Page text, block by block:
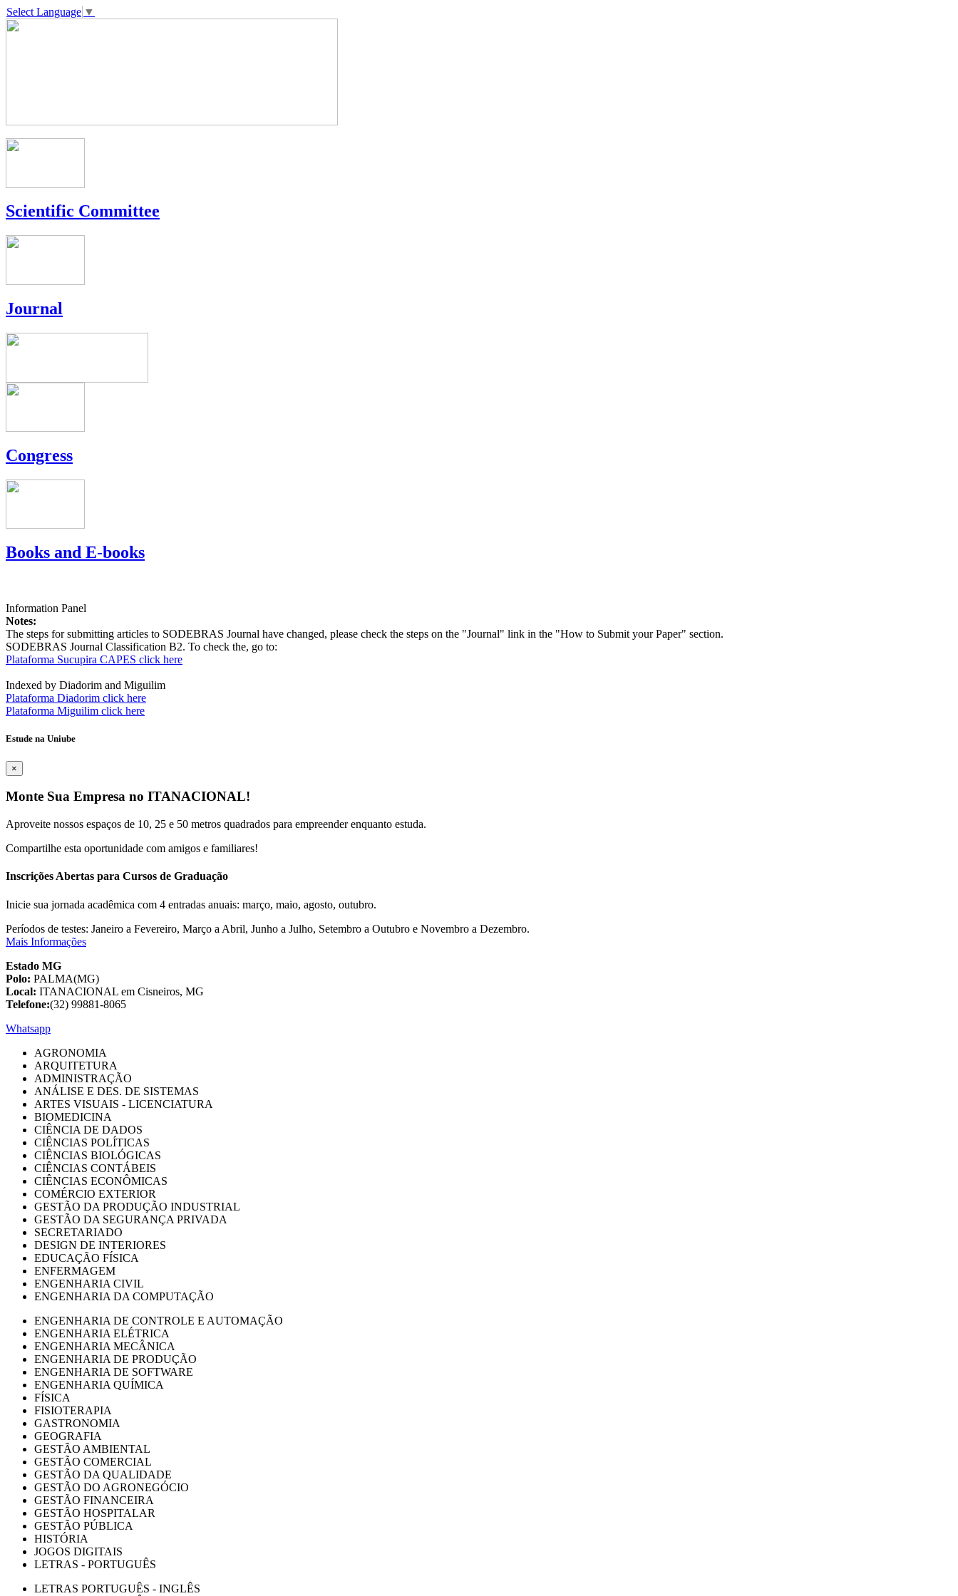
Select Language ▼
Scientific Committee
Journal
Congress
Books and E-books
Information Panel
Notes:
The steps for submitting articles to SODEBRAS Journal have changed, please check the steps on the "Journal" link in the "How to Submit your Paper" section.
SODEBRAS Journal Classification B2. To check the, go to:
Plataforma Sucupira CAPES click here
Indexed by Diadorim and Miguilim
Plataforma Diadorim click here
Plataforma Miguilim click here
Estude na Uniube
×
Monte Sua Empresa no ITANACIONAL!
Aproveite nossos espaços de 10, 25 e 50 metros quadrados para empreender enquanto estuda.
Compartilhe esta oportunidade com amigos e familiares!
Inscrições Abertas para Cursos de Graduação
Inicie sua jornada acadêmica com 4 entradas anuais: março, maio, agosto, outubro.
Períodos de testes: Janeiro a Fevereiro, Março a Abril, Junho a Julho, Setembro a Outubro e Novembro a Dezembro.
Mais Informações
Estado MG
Polo: PALMA(MG)
Local: ITANACIONAL em Cisneiros, MG
Telefone:(32) 99881-8065
Whatsapp
AGRONOMIA
ARQUITETURA
ADMINISTRAÇÃO
ANÁLISE E DES. DE SISTEMAS
ARTES VISUAIS - LICENCIATURA
BIOMEDICINA
CIÊNCIA DE DADOS
CIÊNCIAS POLÍTICAS
CIÊNCIAS BIOLÓGICAS
CIÊNCIAS CONTÁBEIS
CIÊNCIAS ECONÔMICAS
COMÉRCIO EXTERIOR
GESTÃO DA PRODUÇÃO INDUSTRIAL
GESTÃO DA SEGURANÇA PRIVADA
SECRETARIADO
DESIGN DE INTERIORES
EDUCAÇÃO FÍSICA
ENFERMAGEM
ENGENHARIA CIVIL
ENGENHARIA DA COMPUTAÇÃO
ENGENHARIA DE CONTROLE E AUTOMAÇÃO
ENGENHARIA ELÉTRICA
ENGENHARIA MECÂNICA
ENGENHARIA DE PRODUÇÃO
ENGENHARIA DE SOFTWARE
ENGENHARIA QUÍMICA
FÍSICA
FISIOTERAPIA
GASTRONOMIA
GEOGRAFIA
GESTÃO AMBIENTAL
GESTÃO COMERCIAL
GESTÃO DA QUALIDADE
GESTÃO DO AGRONEGÓCIO
GESTÃO FINANCEIRA
GESTÃO HOSPITALAR
GESTÃO PÚBLICA
HISTÓRIA
JOGOS DIGITAIS
LETRAS - PORTUGUÊS
LETRAS PORTUGUÊS - INGLÊS